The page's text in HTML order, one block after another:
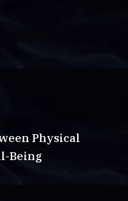
Physical
Being